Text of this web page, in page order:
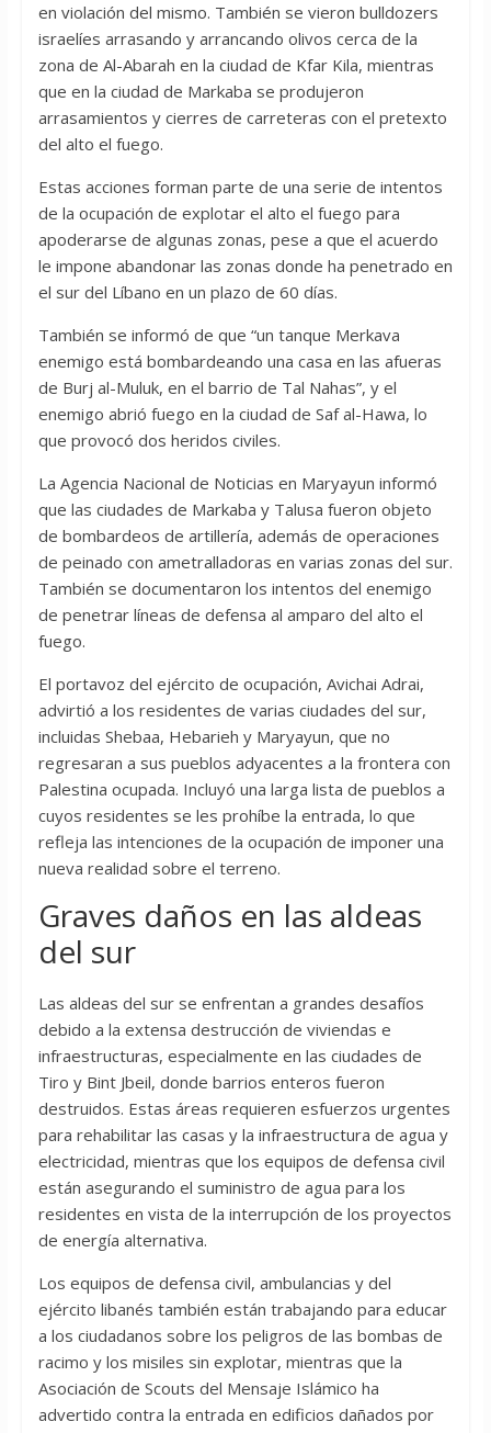
en violación del mismo. También se vieron bulldozers
israelíes arrasando y arrancando olivos cerca de la
zona de Al-Abarah en la ciudad de Kfar Kila, mientras
que en la ciudad de Markaba se produjeron
arrasamientos y cierres de carreteras con el pretexto
del alto el fuego.
Estas acciones forman parte de una serie de intentos
de la ocupación de explotar el alto el fuego para
apoderarse de algunas zonas, pese a que el acuerdo
le impone abandonar las zonas donde ha penetrado en
el sur del Líbano en un plazo de 60 días.
También se informó de que “un tanque Merkava
enemigo está bombardeando una casa en las afueras
de Burj al-Muluk, en el barrio de Tal Nahas”, y el
enemigo abrió fuego en la ciudad de Saf al-Hawa, lo
que provocó dos heridos civiles.
La Agencia Nacional de Noticias en Maryayun informó
que las ciudades de Markaba y Talusa fueron objeto
de bombardeos de artillería, además de operaciones
de peinado con ametralladoras en varias zonas del sur.
También se documentaron los intentos del enemigo
de penetrar líneas de defensa al amparo del alto el
fuego.
El portavoz del ejército de ocupación, Avichai Adrai,
advirtió a los residentes de varias ciudades del sur,
incluidas Shebaa, Hebarieh y Maryayun, que no
regresaran a sus pueblos adyacentes a la frontera con
Palestina ocupada. Incluyó una larga lista de pueblos a
cuyos residentes se les prohíbe la entrada, lo que
refleja las intenciones de la ocupación de imponer una
nueva realidad sobre el terreno.
Graves daños en las aldeas
del sur
Las aldeas del sur se enfrentan a grandes desafíos
debido a la extensa destrucción de viviendas e
infraestructuras, especialmente en las ciudades de
Tiro y Bint Jbeil, donde barrios enteros fueron
destruidos. Estas áreas requieren esfuerzos urgentes
para rehabilitar las casas y la infraestructura de agua y
electricidad, mientras que los equipos de defensa civil
están asegurando el suministro de agua para los
residentes en vista de la interrupción de los proyectos
de energía alternativa.
Los equipos de defensa civil, ambulancias y del
ejército libanés también están trabajando para educar
a los ciudadanos sobre los peligros de las bombas de
racimo y los misiles sin explotar, mientras que la
Asociación de Scouts del Mensaje Islámico ha
advertido contra la entrada en edificios dañados por